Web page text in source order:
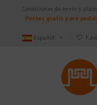
Condiciones de envío y
Portes gratis para
Español